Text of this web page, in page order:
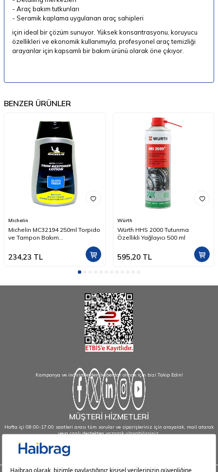
- Araç bakım tutkunları
- Seramik kaplama uygulanan araç sahipleri
için ideal bir çözüm sunuyor. Yüksek konsantrasyonu, koruyucu
özellikleri ve ekonomik kullanımıyla, profesyonel araç temizliği
arayanlar için kapsamlı bir bakım ürünü olarak öne çıkıyor.
BENZER ÜRÜNLER
Michelin
Michelin MC32194 250ml Torpido
ve Tampon Bakım
234,23 TL
Würth
Würth HHS 2000 Tutunma
Özellikli Yağlayıcı 500 ml
595,20TL
Kampanya ve indirimlerden haberdar olmak için bizi Takip Edin!
MÜŞTERİ HİZMETLERİ
Hafta içi 08:00-17:00 saatleri arası tüm sorular ve siparişleriniz için arayarak, mail atarak
veya canlı destekten yazarak ulaşabilirsiniz.
info@haibrag.com - 0850 532 43 23